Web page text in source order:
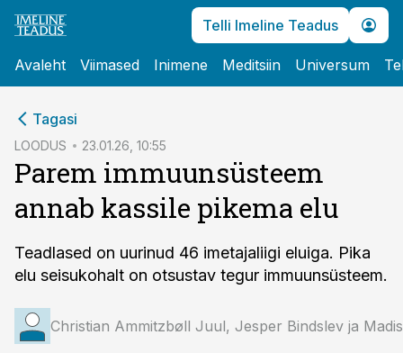
Telli Imeline Teadus
Avaleht Viimased Inimene Meditsiin Universum
Tagasi
LOODUS 23.01.26, 10:55
Parem immuunsüsteem
annab kassile pikema elu
Teadlased on uurinud 46 imetajaliigi eluiga. Pika
elu seisukohalt on otsustav tegur immuunsüsteem.
Christian Ammitzbøll Juul, Jesper Bindslev ja